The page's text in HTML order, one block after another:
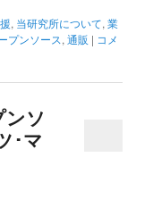
, 当研究所について,業
プンソース,通販 | コメ
ソ
･マ